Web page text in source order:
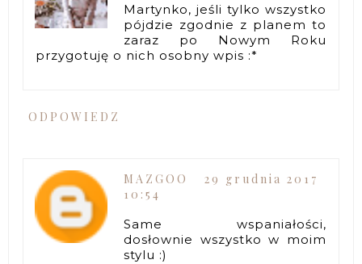
Martynko, jeśli tylko wszystko
pójdzie zgodnie z planem to
zaraz po Nowym Roku
przygotuję o nich osobny wpis :*
ODPOWIEDZ
MAZGOO
29 grudnia 2017
10:54
Same wspaniałości,
dosłownie wszystko w moim
stylu :)